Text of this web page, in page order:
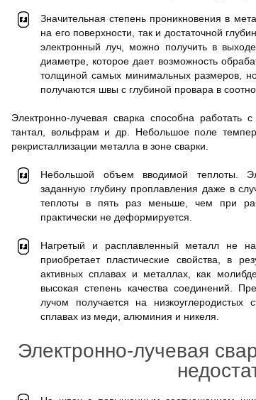
Значительная степень проникновения в
на его поверхности, так и достаточной
электронный луч, можно получить в
диаметре, которое дает возможность
толщиной самых минимальных размеров,
получаются швы с глубиной провара в
Электронно-лучевая сварка способна работать
тантал, вольфрам и др. Небольшое поле
рекристаллизации металла в зоне сварки.
Небольшой объем вводимой теплоты.
заданную глубину проплавления даже в
теплоты в пять раз меньше, чем при
практически не деформируется.
Нагретый и расплавленный металл не
приобретает пластические свойства, в
активных сплавах и металлах, как
высокая степень качества соединений.
лучом получается на
сплавах из меди, алюминия и никеля.
Электронно-лучевая